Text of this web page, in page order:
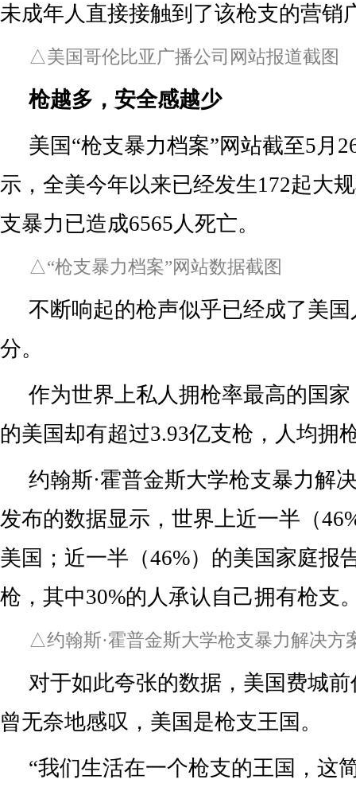
未成年人直接接触到了该枪支的营销
△美国哥伦比亚广播公司网站报道截图
枪越多，安全感越少
美国“枪支暴力档案”网站截至5月
示，全美今年以来已经发生172起大
支暴力已造成6565人死亡。
△“枪支暴力档案”网站数据截图
不断响起的枪声似乎已经成了美
分。
作为世界上私人拥枪率最高的国
的美国却有超过3.93亿支枪，人均拥
约翰斯·霍普金斯大学枪支暴力解
发布的数据显示，世界上近一半（
美国；近一半（46%）的美国家庭报
枪，其中30%的人承认自己拥有枪支
△约翰斯·霍普金斯大学枪支暴力解决方
对于如此夸张的数据，美国费城前
曾无奈地感叹，美国是枪支王国。
“我们生活在一个枪支的王国，这